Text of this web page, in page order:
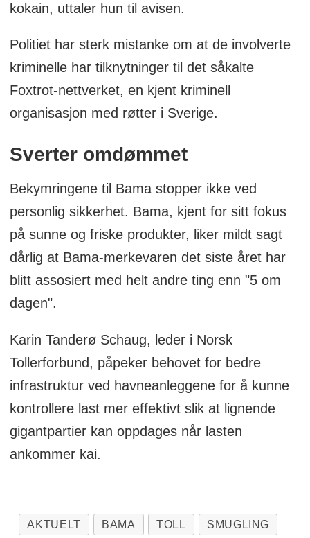
kokain, uttaler hun til avisen.
Politiet har sterk mistanke om at de involverte
kriminelle har tilknytninger til det såkalte
Foxtrot-nettverket, en kjent kriminell
organisasjon med røtter i Sverige.
Sverter omdømmet
Bekymringene til Bama stopper ikke ved
personlig sikkerhet. Bama, kjent for sitt fokus
på sunne og friske produkter, liker mildt sagt
dårlig at Bama-merkevaren det siste året har
blitt assosiert med helt andre ting enn "5 om
dagen".
Karin Tanderø Schaug, leder i Norsk
Tollerforbund, påpeker behovet for bedre
infrastruktur ved havneanleggene for å kunne
kontrollere last mer effektivt slik at lignende
gigantpartier kan oppdages når lasten
ankommer kai.
AKTUELT BAMA TOLL SMUGLING